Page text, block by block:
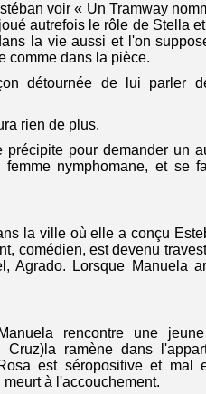
voir « Un Tramway
autrefois le rôle de Stella
la vie aussi et l'on
comme dans la pièce.
détournée de lui parler
rien de plus.
pour demander un
nymphomane, et se
la ville où elle a conçu
comédien, est devenu
Agrado. Lorsque Manuela
rencontre une
Cruz)la ramène dans
est séropositive et mal
meurt à l'accouchement.